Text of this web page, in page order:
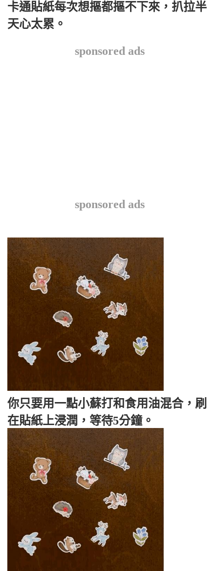
卡通貼紙每次想摳都摳不下來，扒拉半
天心太累。
sponsored ads
sponsored ads
你只要用一點小蘇打和食用油混合，刷
在貼紙上浸潤，等待5分鐘。